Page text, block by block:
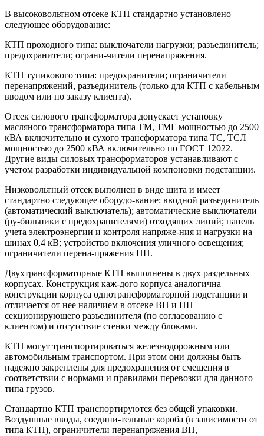
В высоковольтном отсеке КТП стандартно установлено
следующее оборудование:
КТП проходного типа: выключатели нагрузки; разъединитель;
предохранители; ограни-чители перенапряжения.
КТП тупикового типа: предохранители; ограничители
перенапряжений, разъединитель (только для КТП с кабельным
вводом или по заказу клиента).
Отсек силового трансформатора допускает установку
масляного трансформатора типа ТМ, ТМГ мощностью до 2500
кВА включительно и сухого трансформатора типа ТС, ТСЛ
мощностью до 2500 кВА включительно по ГОСТ 12022.
Другие виды силовых трансформаторов устанавливают с
учетом разработки индивидуальной компоновки подстанции.
Низковольтный отсек выполнен в виде щита и имеет
стандартно следующее оборудо-вание: вводной разъединитель
(автоматический выключатель); автоматические выключатели
(ру-бильники с предохранителями) отходящих линий; панель
учета электроэнергии и контроля напряже-ния и нагрузки на
шинах 0,4 кВ; устройство включения уличного освещения;
ограничители перена-пряжения НН.
Двухтрансформаторные КТП выполнены в двух раздельных
корпусах. Конструкция каж-дого корпуса аналогична
конструкции корпуса однотрансформаторной подстанции и
отличается от нее наличием в отсеке ВН и НН
секционирующего разъединителя (по согласованию с
клиентом) и отсутствие стенки между блоками.
КТП могут транспортироваться железнодорожным или
автомобильным транспортом. При этом они должны быть
надежно закреплены для предохранения от смещения в
соответствии с нормами и правилами перевозки для данного
типа грузов.
Стандартно КТП транспортируются без общей упаковки.
Воздушные вводы, соедини-тельные короба (в зависимости от
типа КТП), ограничители перенапряжения ВН,